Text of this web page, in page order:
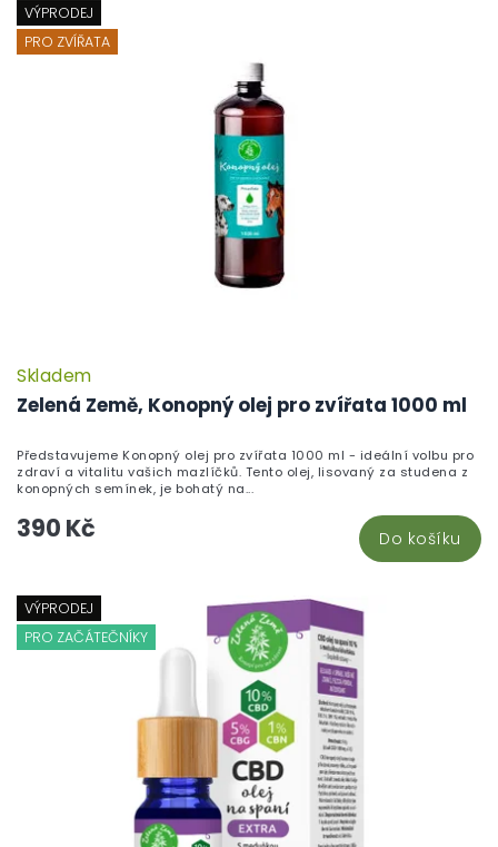
VÝPRODEJ
PRO ZVÍŘATA
Zelená Země, Konopný olej pro zvířata 1000 ml
Skladem
390 Kč Do košíku
Představujeme Konopný olej pro zvířata 1000 ml - ideální volbu pro
zdraví a vitalitu vašich mazlíčků. Tento olej, lisovaný za studena z
konopných semínek, je bohatý na...
VÝPRODEJ
PRO ZAČÁTEČNÍKY